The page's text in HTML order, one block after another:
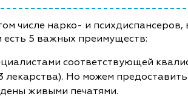
числе нарко- и психдиспансеров,
есть 5 важных преимуществ:
соответствующей
Но можем
живыми печатями.